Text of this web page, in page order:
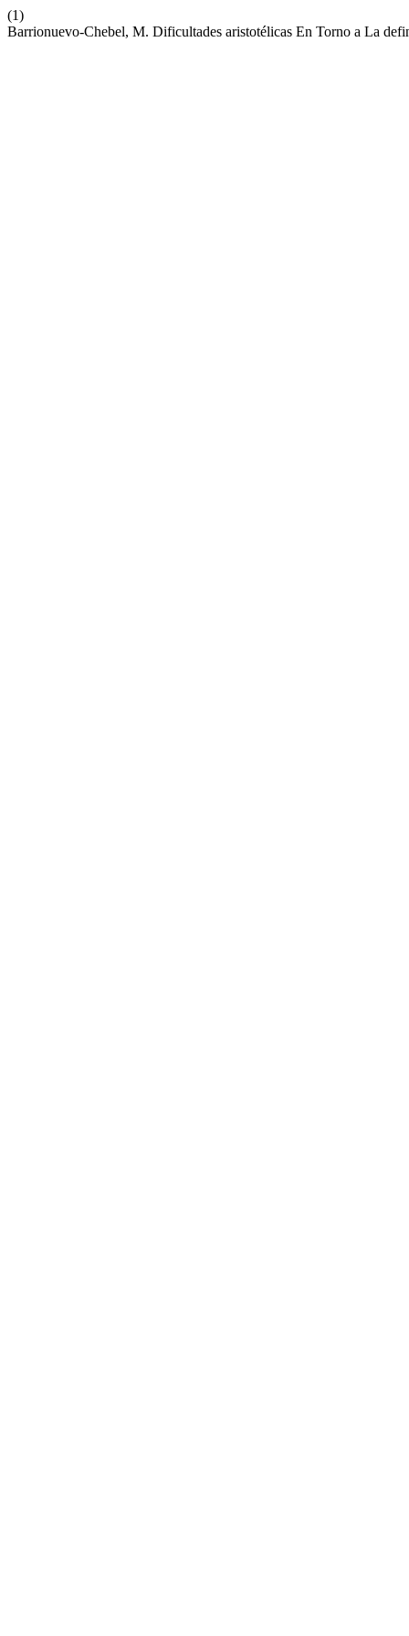
(1)
Barrionuevo-Chebel, M. Dificultades aristotélicas En Torno a La